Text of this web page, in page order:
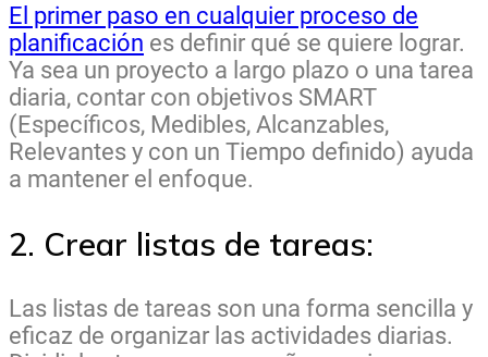
El primer paso en cualquier proceso de
planificación es definir qué se quiere lograr.
Ya sea un proyecto a largo plazo o una tarea
diaria, contar con objetivos SMART
(Específicos, Medibles, Alcanzables,
Relevantes y con un Tiempo definido) ayuda
a mantener el enfoque.
2. Crear listas de tareas:
Las listas de tareas son una forma sencilla y
eficaz de organizar las actividades diarias.